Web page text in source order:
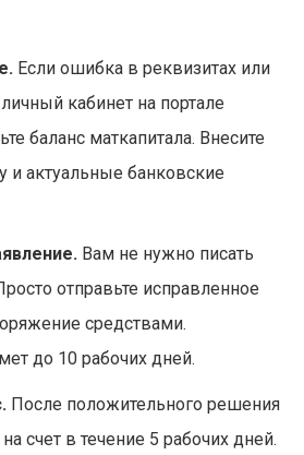
Если ошибка в реквизитах или
кабинет на портале
баланс маткапитала. Внесите
и актуальные банковские
Вам не нужно писать
отправьте исправленное
средствами.
до 10 рабочих дней.
После положительного решения
счет в течение 5 рабочих дней.